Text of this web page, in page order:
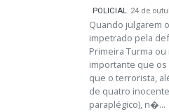
POLICIAL 24 de
Quando julgarem
impetrado pela
Primeira Turma
importante que
que o terrorista,
de quatro
paraplégico), n�...